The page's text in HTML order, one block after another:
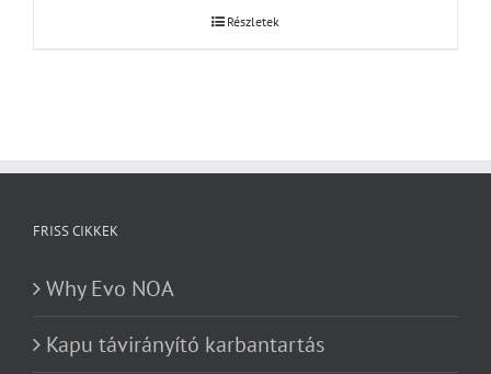
Részletek
FRISS CIKKEK
Why Evo NOA
Kapu távirányító karbantartás